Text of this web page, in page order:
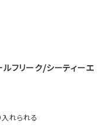
フリーク/シーティーエ
入れられる